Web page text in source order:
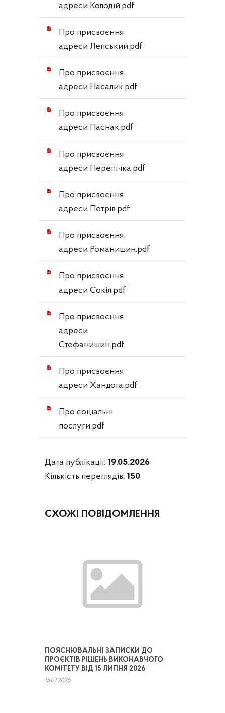
адреси Колодій.pdf
Про присвоєння
адреси Лепський.pdf
Про присвоєння
адреси Насалик.pdf
Про присвоєння
адреси Паснак.pdf
Про присвоєння
адреси Перепічка.pdf
Про присвоєння
адреси Петрів.pdf
Про присвоєння
адреси Романишин.pdf
Про присвоєння
адреси Сокіл.pdf
Про присвоєння
адреси
Стефанишин.pdf
Про присвоєння
адреси Хандога.pdf
Про соціальні
послуги.pdf
Дата публікації: 19.05.2026
Кількість переглядів: 150
СХОЖІ ПОВІДОМЛЕННЯ
ПОЯСНЮВАЛЬНІ ЗАПИСКИ ДО
ПРОЄКТІВ РІШЕНЬ ВИКОНАВЧОГО
КОМІТЕТУ ВІД 15 ЛИПНЯ 2026
15.07.2026